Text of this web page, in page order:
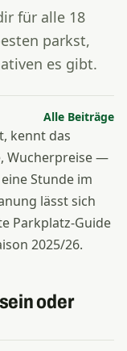
für alle 18
parkst,
es gibt.
Alle Beiträge
kennt das
Wucherpreise —
Stunde im
lässt sich
Parkplatz-Guide
2025/26.
oder